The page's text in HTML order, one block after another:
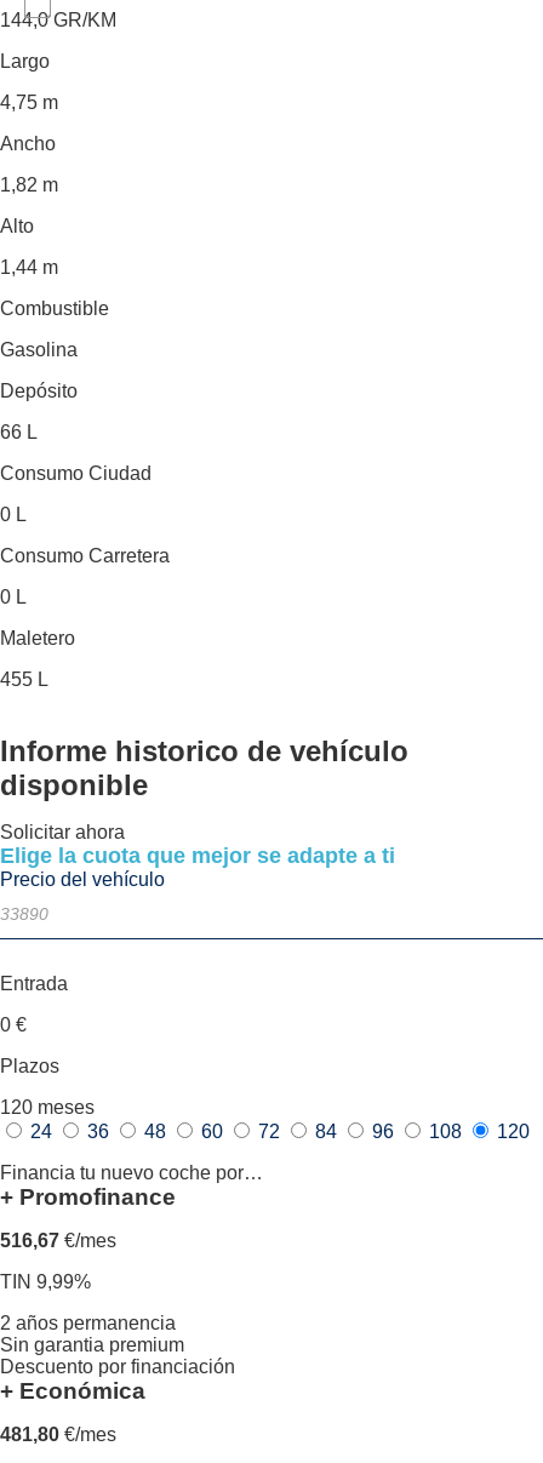
144,0GR/KM
Largo
4,75 m
Ancho
1,82 m
Alto
1,44 m
Combustible
Gasolina
Depósito
66 L
Consumo Ciudad
0 L
Consumo Carretera
0 L
Maletero
455 L
Informe historico de vehículo
disponible
Solicitar ahora
Elige la cuota que mejor se adapte a ti
Precio del vehículo
Entrada
0 €
Plazos
120 meses
24
36 48 60 72 84 96 108
120
Financia tu nuevo coche por…
+ Promofinance
516,67 €/mes
TIN 9,99%
2 años permanencia
Sin garantia premium
Descuento por financiación
+ Económica
481,80 €/mes